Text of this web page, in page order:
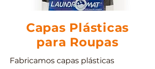
Capas Plásticas
para Roupas
Fabricamos capas plásticas